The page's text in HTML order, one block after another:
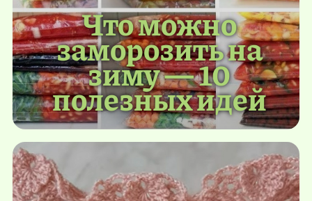
Что можно
заморозить на
зиму — 10
полезных идей